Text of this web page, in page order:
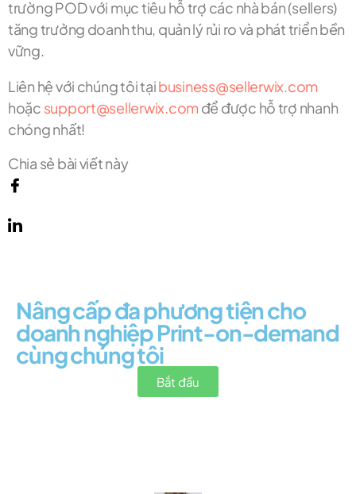
trường POD với mục tiêu hỗ trợ các nhà bán (sellers)
tăng trưởng doanh thu, quản lý rủi ro và phát triển bền
vững.
Liên hệ với chúng tôi tạibusiness@sellerwix.com
hoặc support@sellerwix.comđể được hỗ trợ nhanh
chóng nhất!
Chia sẻ bài viết này
Nâng cấp đa phương tiện cho
doanh nghiệp Print-on-demand
cùng chúng tôi
Bắt đầu